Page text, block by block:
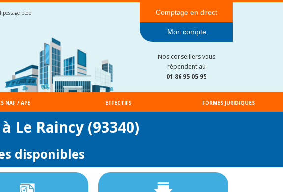
btob Comptage en direct
Mon compte
Nos conseillers vous
répondent au
01 86 95 05 95
NAF / APE EFFECTIFS FORMES JURIDIQUES
Le Raincy (93340)
disponibles